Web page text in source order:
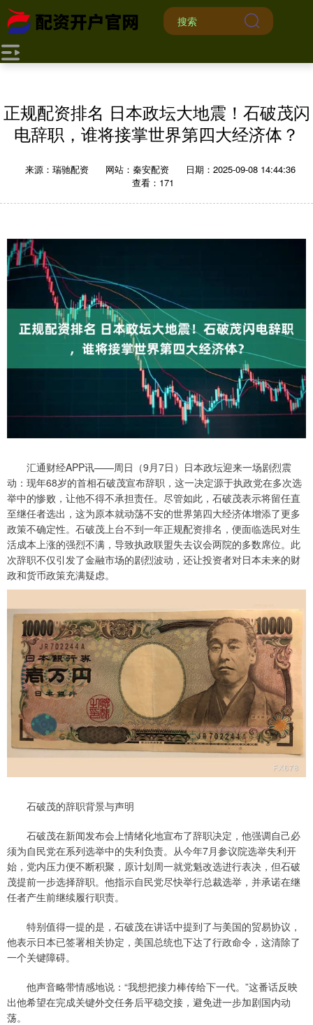
正规配资排名 日本政坛大地震！石破茂闪
电辞职，谁将接掌世界第四大经济体？
来源：瑞驰配资 网站：秦安配资
日期：2025-09-08 14:44:36
查看：171
汇通财经APP讯——周日（9月7日）日本政坛迎来一场剧烈震
动：现年68岁的首相石破茂宣布辞职，这一决定源于执政党在多次选
举中的惨败，让他不得不承担责任。尽管如此，石破茂表示将留任直
至继任者选出，这为原本就动荡不安的世界第四大经济体增添了更多
政策不确定性。石破茂上台不到一年正规配资排名，便面临选民对生
活成本上涨的强烈不满，导致执政联盟失去议会两院的多数席位。此
次辞职不仅引发了金融市场的剧烈波动，还让投资者对日本未来的财
政和货币政策充满疑虑。
石破茂的辞职背景与声明
石破茂在新闻发布会上情绪化地宣布了辞职决定，他强调自己必
须为自民党在系列选举中的失利负责。从今年7月参议院选举失利开
始，党内压力便不断积聚，原计划周一就党魁改选进行表决，但石破
茂提前一步选择辞职。他指示自民党尽快举行总裁选举，并承诺在继
任者产生前继续履行职责。
特别值得一提的是，石破茂在讲话中提到了与美国的贸易协议，
他表示日本已签署相关协定，美国总统也下达了行政命令，这清除了
一个关键障碍。
他声音略带情感地说：“我想把接力棒传给下一代。”这番话反映
出他希望在完成关键外交任务后平稳交接，避免进一步加剧国内动
荡。